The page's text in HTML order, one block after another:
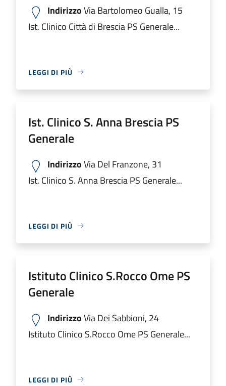
IndirizzoVia Bartolomeo Gualla, 15
Ist. Clinico Città di Brescia PS Generale...
LEGGI DI PIÙ
Ist. Clinico S. Anna Brescia PS
Generale
IndirizzoVia Del Franzone, 31
Ist. Clinico S. Anna Brescia PS Generale...
LEGGI DI PIÙ
Istituto Clinico S.Rocco Ome PS
Generale
IndirizzoVia Dei Sabbioni, 24
Istituto Clinico S.Rocco Ome PS Generale...
LEGGI DI PIÙ